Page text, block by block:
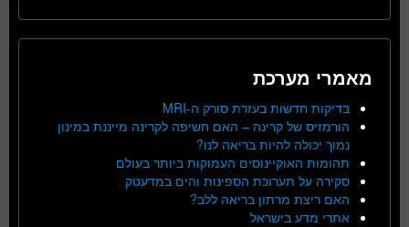
מאמרי מערכת
בדיקות חדשות בעזרת סורק ה-MRI
הורמזיס של קרינה – האם חשיפה לקרינה מייננת במינון
נמוך יכולה להיות בריאה לנו?
תהומות האוקיינוסים העמוקות ביותר בעולם
סקירה על תערוכת הספינות והים במדעטק
האם ריצת מרתון בריאה ללב?
אתרי מדע בישראל